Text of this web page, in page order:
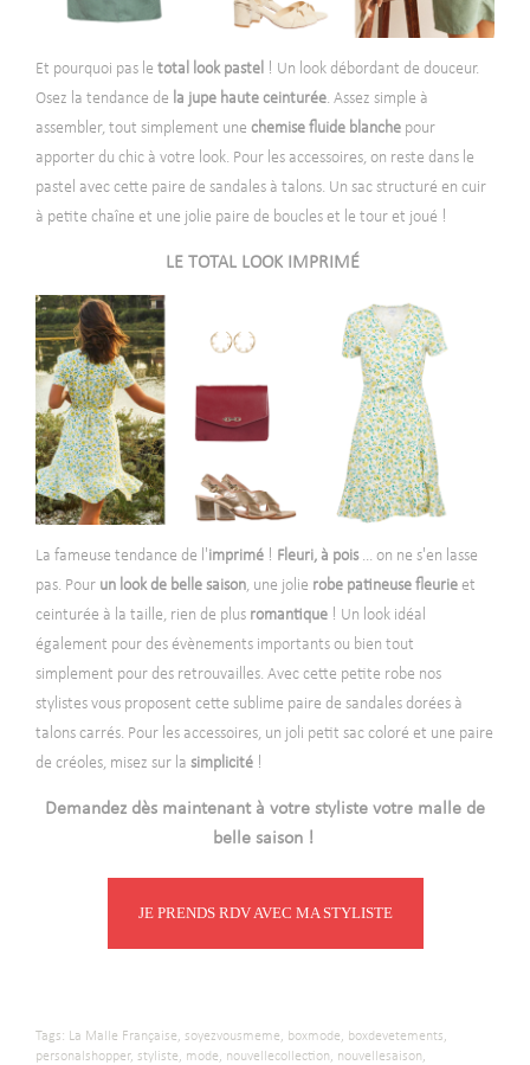
Et pourquoi pas le total look pastel ! Un look débordant de douceur.
Osez la tendance de la jupe haute ceinturée. Assez simple à
assembler, tout simplement une chemise fluide blanche pour
apporter du chic à votre look. Pour les accessoires, on reste dans le
pastel avec cette paire de sandales à talons. Un sac structuré en cuir
à petite chaîne et une jolie paire de boucles et le tour et joué !
LE TOTAL LOOK IMPRIMÉ
La fameuse tendance de l'imprimé ! Fleuri, à pois... on ne s'en lasse
pas. Pour un look de belle saison, une jolie robe patineuse fleurie et
ceinturée à la taille, rien de plus romantique ! Un look idéal
également pour des évènements importants ou bien tout
simplement pour des retrouvailles. Avec cette petite robe nos
stylistes vous proposent cette sublime paire de sandales dorées à
talons carrés. Pour les accessoires, un joli petit sac coloré et une paire
de créoles, misez sur la simplicité !
Demandez dès maintenant à votre styliste votre malle de
belle saison !
JE PRENDS RDV AVEC MA STYLISTE
Tags: La Malle Française, soyezvousmeme, boxmode, boxdevetements,
personalshopper, styliste, mode, nouvellecollection, nouvellesaison,